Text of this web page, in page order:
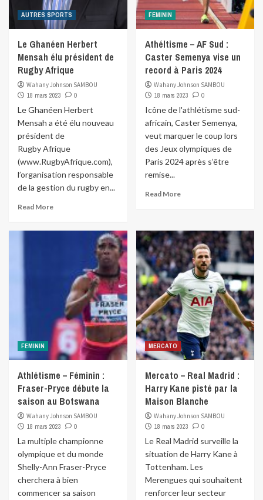
AUTRES SPORTS
Le Ghanéen Herbert
Mensah élu président de
Rugby Afrique
Wahany Johnson SAMBOU
18 mars 2023
0
Le Ghanéen Herbert
Mensah a été élu nouveau
président de
Rugby Afrique
(www.RugbyAfrique.com),
l’organisation responsable
de la gestion du rugby en...
Read More
FEMININ
Athéltisme – AF Sud :
Caster Semenya vise un
record à Paris 2024
Wahany Johnson SAMBOU
18 mars 2023
0
Icône de l'athlétisme sud-
africain, Caster Semenya,
veut marquer le coup lors
des Jeux olympiques de
Paris 2024 après s’être
remise...
Read More
FEMININ
Athlétisme – Féminin :
Fraser-Pryce débute la
saison au Botswana
Wahany Johnson SAMBOU
18 mars 2023
0
La multiple championne
olympique et du monde
Shelly-Ann Fraser-Pryce
cherchera à bien
commencer sa saison
MERCATO
Mercato – Real Madrid :
Harry Kane pisté par la
Maison Blanche
Wahany Johnson SAMBOU
18 mars 2023
0
Le Real Madrid surveille la
situation de Harry Kane à
Tottenham. Les
Merengues qui souhaitent
renforcer leur secteur